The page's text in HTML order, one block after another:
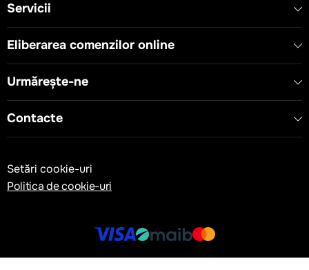
Servicii
Eliberarea comenzilor online
Urmărește-ne
Contacte
Setări cookie-uri
Politica de cookie-uri